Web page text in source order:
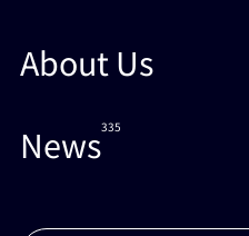
About Us
News335